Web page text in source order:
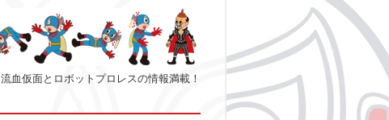
流血仮面とロボットプロレスの情報満載！